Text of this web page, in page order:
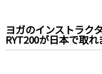
ヨガのインストラク
RYT200が日本で取れ